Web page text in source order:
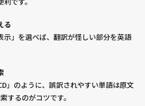
る
示」を選べば、翻訳が怪しい部分を英語
」のように、誤訳されやすい単語は原文
するのがコツです。